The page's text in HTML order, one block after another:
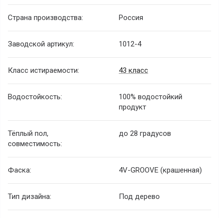
Страна производства: Россия
Заводской артикул: 1012-4
Класс истираемости: 43 класс
Водостойкость:
100% водостойкий
продукт
Тёплый пол,
совместимость:
до 28 градусов
Фаска: 4V-GROOVE (крашенная)
Тип дизайна: Под дерево